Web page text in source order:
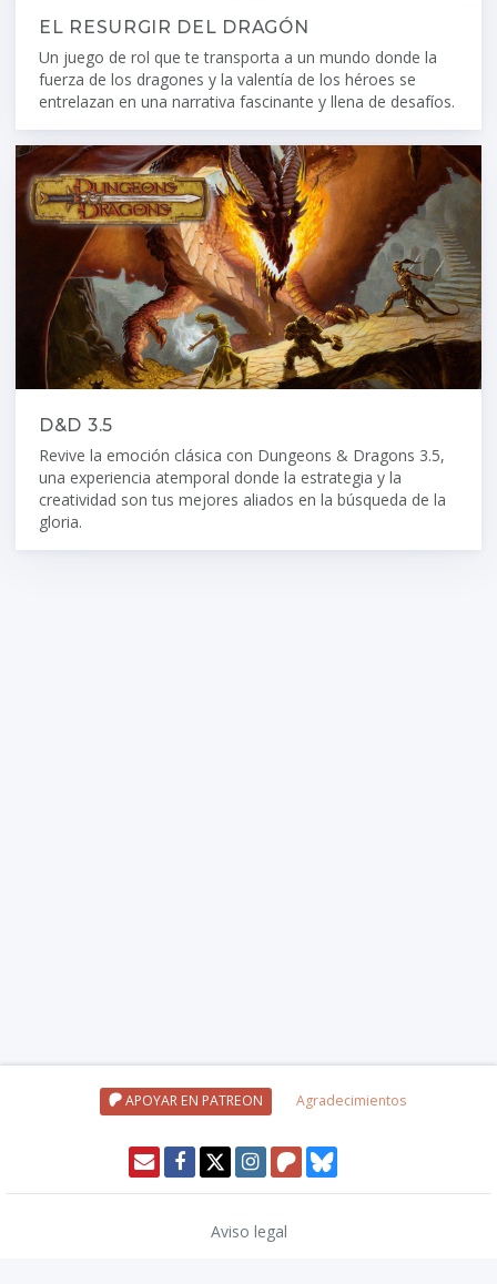
EL RESURGIR DEL DRAGÓN
Un juego de rol que te transporta a un mundo donde la
fuerza de los dragones y la valentía de los héroes se
entrelazan en una narrativa fascinante y llena de desafíos.
D&D 3.5
Revive la emoción clásica con Dungeons & Dragons 3.5,
una experiencia atemporal donde la estrategia y la
creatividad son tus mejores aliados en la búsqueda de la
gloria.
APOYAR EN PATREON Agradecimientos
Aviso legal